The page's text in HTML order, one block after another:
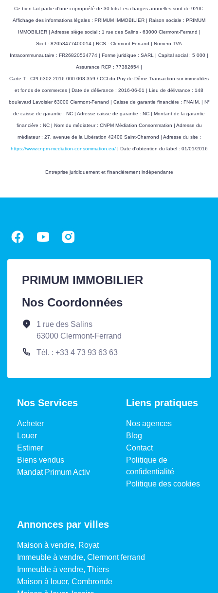
Ce bien fait partie d'une copropriété de 30 lots.Les charges annuelles sont de 920€.
Affichage des informations légales : PRIMUM IMMOBILIER | Raison sociale : PRIMUM
IMMOBILIER | Adresse siège social : 1 rue des Salins - 63000 Clermont-Ferrand |
Siret : 82053477400014 | RCS : Clermont-Ferrand | Numero TVA
Intracommunautaire : FR26820534774 | Forme juridique : SARL | Capital social : 5 000 |
Assurance RCP : 77382654 |
Carte T : CPI 6302 2016 000 008 359 / CCI du Puy-de-Dôme Transaction sur immeubles
et fonds de commerces | Date de délivrance : 2016-06-01 | Lieu de délivrance : 148
boulevard Lavoisier 63000 Clermont-Ferrand | Caisse de garantie financière : FNAIM. | N°
de caisse de garantie : NC | Adresse caisse de garantie : NC | Montant de la garantie
financière : NC | Nom du médiateur : CNPM Médiation Consommation | Adresse du
médiateur : 27, avenue de la Libération 42400 Saint-Chamond | Adresse du site :
https://www.cnpm-mediation-consommation.eu/| Date d'obtention du label : 01/01/2016
Entreprise juridiquement et financièrement indépendante
PRIMUM IMMOBILIER
Nos Coordonnées
1 rue des Salins
63000 Clermont-Ferrand
Tél. : +33 4 73 93 63 63
Nos Services
Acheter
Louer
Estimer
Biens vendus
Mandat Primum Activ
Liens pratiques
Nos agences
Blog
Contact
Politique de
confidentialité
Politique des cookies
Annonces par villes
Maison à vendre, Royat
Immeuble à vendre, Clermont ferrand
Immeuble à vendre, Thiers
Maison à louer, Combronde